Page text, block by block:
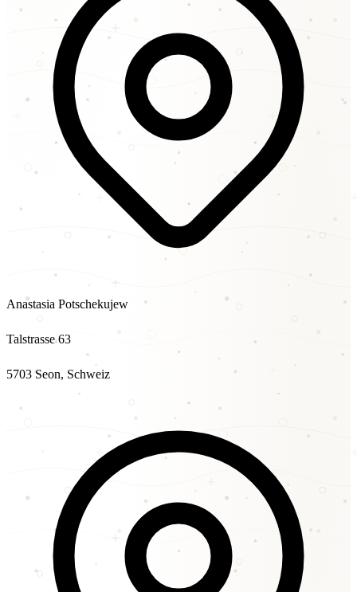
Anastasia Potschekujew
Talstrasse 63
5703 Seon, Schweiz